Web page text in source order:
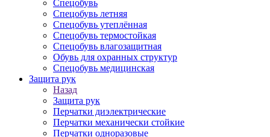
Спецобувь
Спецобувь летняя
Спецобувь утеплённая
Спецобувь термостойкая
Спецобувь влагозащитная
Обувь для охранных структур
Спецобувь медицинская
Защита рук
Назад
Защита рук
Перчатки диэлектрические
Перчатки механически стойкие
Перчатки одноразовые